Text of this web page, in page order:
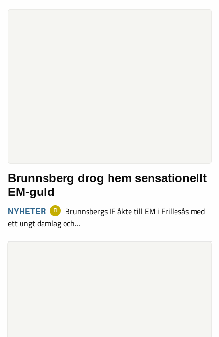
Brunnsberg drog hem sensationellt
EM-guld
NYHETER
Brunnsbergs IF åkte till EM i Frillesås med
ett ungt damlag och…